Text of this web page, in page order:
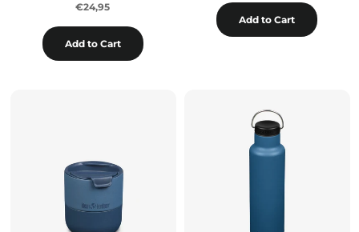
€24,95
Add to Cart
Add to Cart